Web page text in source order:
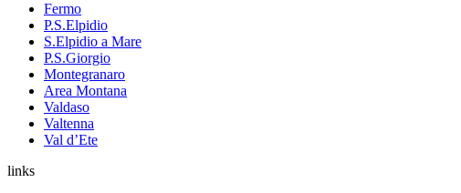
Fermo
P.S.Elpidio
S.Elpidio a Mare
P.S.Giorgio
Montegranaro
Area Montana
Valdaso
Valtenna
Val d’Ete
links